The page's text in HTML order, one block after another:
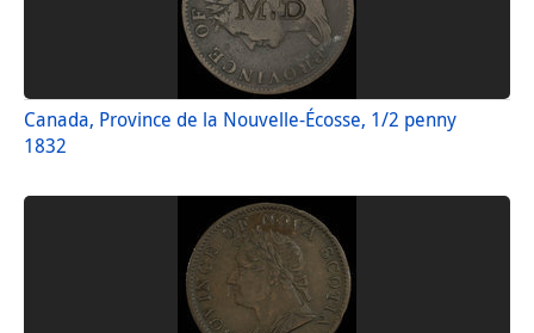
Canada, Province de la Nouvelle-Écosse, 1/2 penny
1832